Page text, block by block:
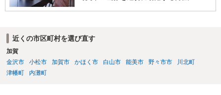
せば、原則として可能です。ただし、配信サービスごとのAI生成音楽
ておくことをお勧めします。また、既存の楽曲と偶然類似する可能性
や、第三者が同じような楽曲を生成する可能性にも注意が必要です。
最終的には、個別の楽曲の制作過程と、利用時点のSuno及び配信サー
ビスの規約を確認して判断することになります。
近くの市区町村を選び直す
加賀
金沢市
小松市 加賀市 かほく市 白山市 能美市 野々市市
川北町
津幡町
内灘町